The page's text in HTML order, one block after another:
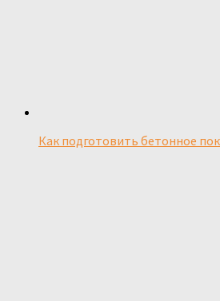
Как подготовить бетонное